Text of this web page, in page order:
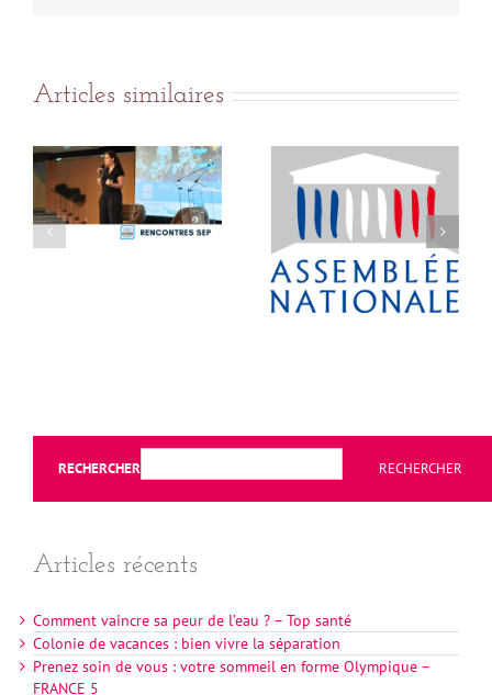
Articles similaires
RECHERCHER RECHERCHER
Articles récents
Comment vaincre sa peur de l’eau ? – Top santé
Colonie de vacances : bien vivre la séparation
Prenez soin de vous : votre sommeil en forme Olympique –
FRANCE 5